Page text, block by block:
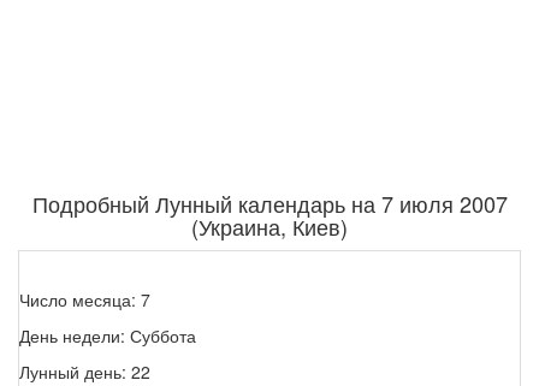
Подробный Лунный календарь на 7 июля 2007
(Украина, Киев)
Число месяца: 7
День недели: Суббота
Лунный день: 22